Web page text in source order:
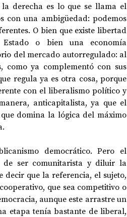
derecha es lo que se llama el
con una ambigüedad: podemos
O bien que existe libertad
o bien una economía
del mercado autorregulado: al
ya complementó con sus
regula ya es otra cosa, porque
con el liberalismo político y
anticapitalista, ya que el
domina la lógica del máximo
democrático. Pero el
ser comunitarista y diluir la
que la referencia, el sujeto,
que sea competitivo o
aunque este arrastre un
etapa tenía bastante de liberal,